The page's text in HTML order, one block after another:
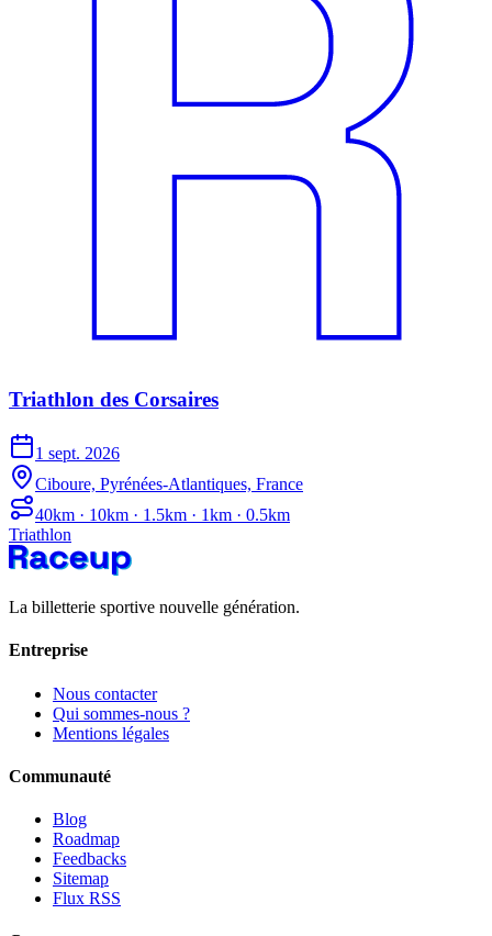
Triathlon des Corsaires
1 sept. 2026
Ciboure, Pyrénées-Atlantiques, France
40km · 10km · 1.5km · 1km · 0.5km
Triathlon
La billetterie sportive nouvelle génération.
Entreprise
Nous contacter
Qui sommes-nous ?
Mentions légales
Communauté
Blog
Roadmap
Feedbacks
Sitemap
Flux RSS